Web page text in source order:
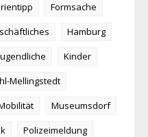
Formsache
Hamburg
Kinder
Mellingstedt
Museumsdorf
Polizeimeldung